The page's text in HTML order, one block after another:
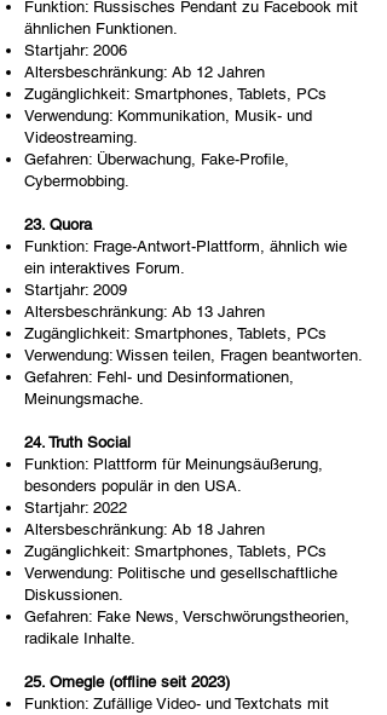
Funktion: Russisches Pendant zu Facebook mit
ähnlichen Funktionen.
Startjahr: 2006
Altersbeschränkung: Ab 12 Jahren
Zugänglichkeit: Smartphones, Tablets, PCs
Verwendung: Kommunikation, Musik- und
Videostreaming.
Gefahren: Überwachung, Fake-Profile,
Cybermobbing.
23. Quora
Funktion: Frage-Antwort-Plattform, ähnlich wie
ein interaktives Forum.
Startjahr: 2009
Altersbeschränkung: Ab 13 Jahren
Zugänglichkeit: Smartphones, Tablets, PCs
Verwendung: Wissen teilen, Fragen beantworten.
Gefahren: Fehl- und Desinformationen,
Meinungsmache.
24. Truth Social
Funktion: Plattform für Meinungsäußerung,
besonders populär in den USA.
Startjahr: 2022
Altersbeschränkung: Ab 18 Jahren
Zugänglichkeit: Smartphones, Tablets, PCs
Verwendung: Politische und gesellschaftliche
Diskussionen.
Gefahren: Fake News, Verschwörungstheorien,
radikale Inhalte.
25. Omegle (offline seit 2023)
Funktion: Zufällige Video- und Textchats mit